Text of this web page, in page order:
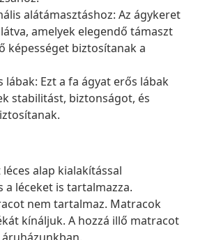
alátámasztáshoz: Az ágykeret
amelyek elegendő támaszt
képességet biztosítanak a
lábak: Ezt a fa ágyat erős lábak
stabilitást, biztonságot, és
léces alap kialakítással
a léceket is tartalmazza.
nem tartalmaz. Matracok
kínáljuk. A hozzá illő matracot